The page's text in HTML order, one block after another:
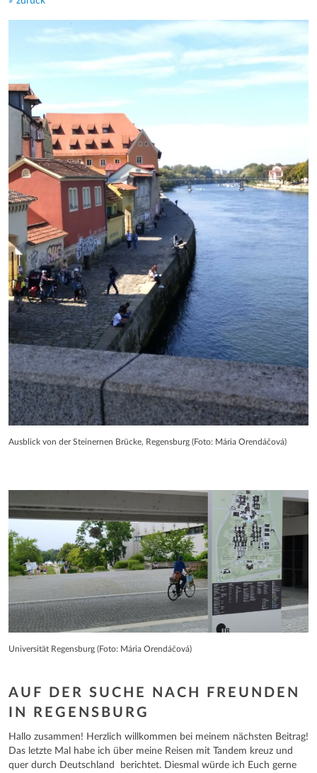
Ausblick von der Steinernen Brücke, Regensburg (Foto: Mária Orendáčová)
Universität Regensburg (Foto: Mária Orendáčová)
AUF DER SUCHE NACH FREUNDEN
IN REGENSBURG
Hallo zusammen! Herzlich willkommen bei meinem nächsten Beitrag!
Das letzte Mal habe ich über meine Reisen mit Tandem kreuz und
quer durch Deutschland berichtet. Diesmal würde ich Euch gerne